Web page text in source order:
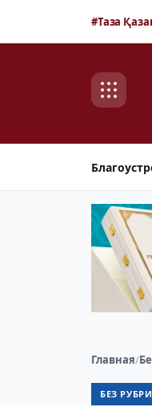
#Таза
Главная/
БЕЗ